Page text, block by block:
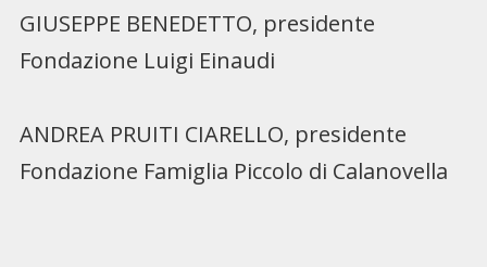
GIUSEPPE BENEDETTO, presidente
Fondazione Luigi Einaudi
ANDREA PRUITI CIARELLO, presidente
Fondazione Famiglia Piccolo di Calanovella